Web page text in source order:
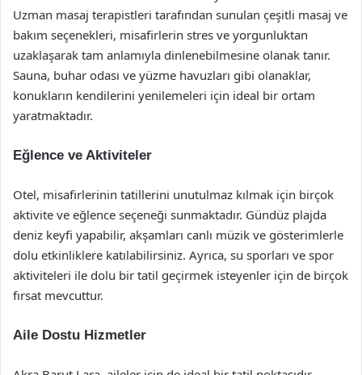
Uzman masaj terapistleri tarafından sunulan çeşitli masaj ve
bakım seçenekleri, misafirlerin stres ve yorgunluktan
uzaklaşarak tam anlamıyla dinlenebilmesine olanak tanır.
Sauna, buhar odası ve yüzme havuzları gibi olanaklar,
konukların kendilerini yenilemeleri için ideal bir ortam
yaratmaktadır.
Eğlence ve Aktiviteler
Otel, misafirlerinin tatillerini unutulmaz kılmak için birçok
aktivite ve eğlence seçeneği sunmaktadır. Gündüz plajda
deniz keyfi yapabilir, akşamları canlı müzik ve gösterimlerle
dolu etkinliklere katılabilirsiniz. Ayrıca, su sporları ve spor
aktiviteleri ile dolu bir tatil geçirmek isteyenler için de birçok
fırsat mevcuttur.
Aile Dostu Hizmetler